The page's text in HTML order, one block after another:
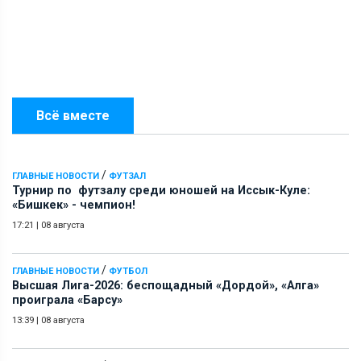
Всё вместе
ГЛАВНЫЕ НОВОСТИ / ФУТЗАЛ
Турнир по футзалу среди юношей на Иссык-Куле:
«Бишкек» - чемпион!
17:21 | 08 августа
ГЛАВНЫЕ НОВОСТИ / ФУТБОЛ
Высшая Лига-2026: беспощадный «Дордой», «Алга»
проиграла «Барсу»
13:39 | 08 августа